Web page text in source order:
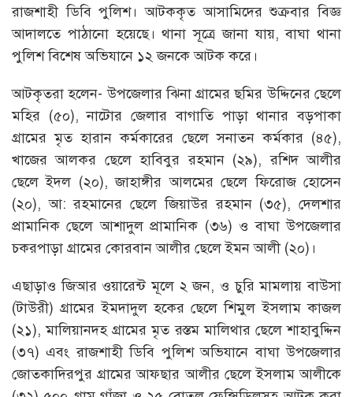
রাজশাহী ডিবি পুলিশ। আটককৃত আসামিদের শুক্রবার বিজ্ঞ
আদালতে পাঠানো হয়েছে। থানা সূত্রে জানা যায়, বাঘা থানা
পুলিশ বিশেষ অভিযানে ১২ জনকে আটক করে।
আটকৃতরা হলেন- উপজেলার ঝিনা গ্রামের ছমির উদ্দিনের ছেলে
মহির (৫০), নাটোর জেলার বাগাতি পাড়া থানার বড়পাকা
গ্রামের মৃত হারান কর্মকারের ছেলে সনাতন কর্মকার (৪৫),
খাজের আলকর ছেলে হাবিবুর রহমান (২৯), রশিদ আলীর
ছেলে ইদল (২০), জাহাঙ্গীর আলমের ছেলে ফিরোজ হোসেন
(২০), আ: রহমানের ছেলে জিয়াউর রহমান (৩৫), দেলশার
প্রামানিক ছেলে আশাদুল প্রামানিক (৩৬) ও বাঘা উপজেলার
চকরপাড়া গ্রামের কোরবান আলীর ছেলে ইমন আলী (২০)।
এছাড়াও জিআর ওয়ারেন্ট মূলে ২ জন, ও চুরি মামলায় বাউসা
(টাউরী) গ্রামের ইমদাদুল হকের ছেলে শিমুল ইসলাম কাজল
(২১), মালিয়ানদহ গ্রামের মৃত রস্তম মালিথার ছেলে শাহাবুদ্দিন
(৩৭) এবং রাজশাহী ডিবি পুলিশ অভিযানে বাঘা উপজেলার
জোতকাদিরপুর গ্রামের আফছার আলীর ছেলে ইসলাম আলীকে